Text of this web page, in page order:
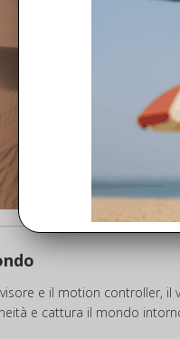
e il motion controller,
e cattura il mondo